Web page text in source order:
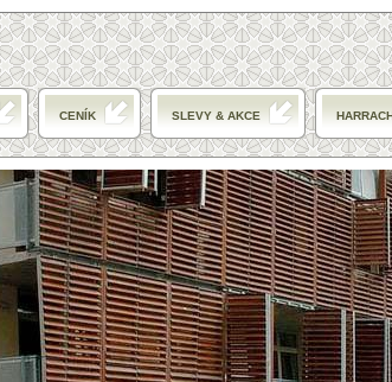
CENÍK SLEVY & AKCE